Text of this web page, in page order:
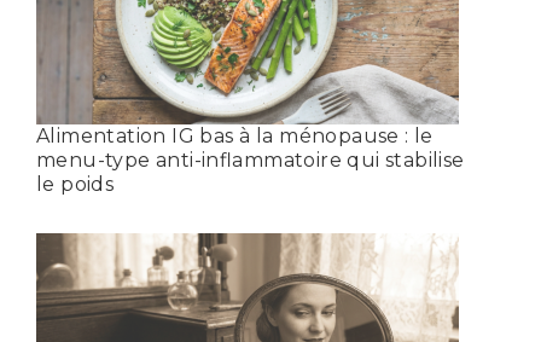
Alimentation IG bas à la ménopause : le
menu-type anti-inflammatoire qui stabilise
le poids